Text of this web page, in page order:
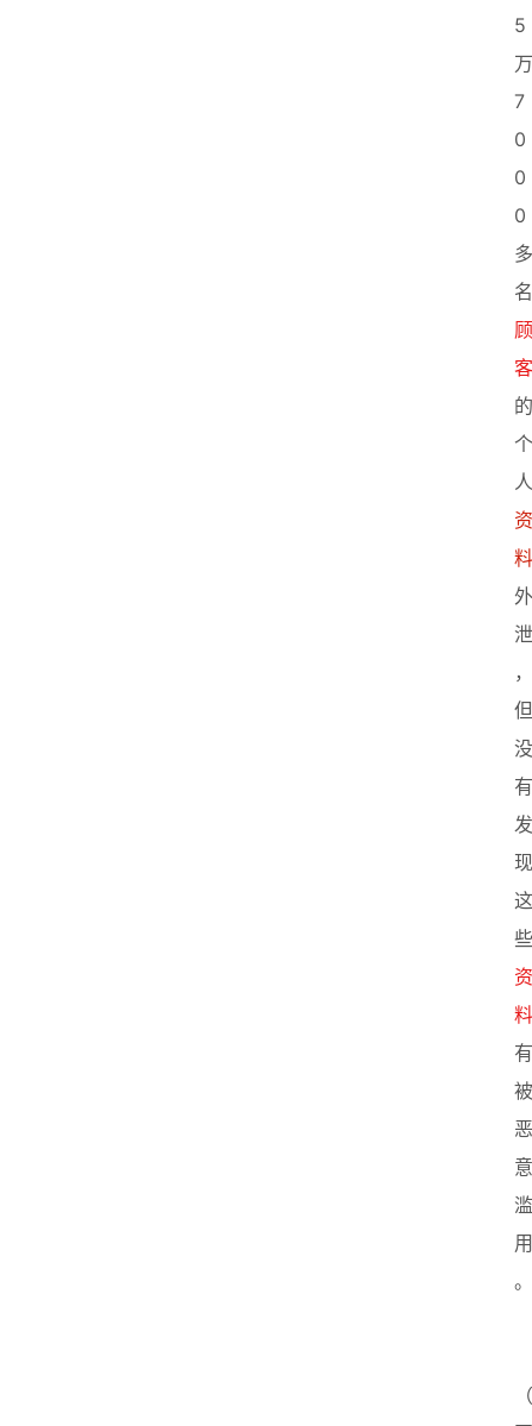
5
万
7
0
0
0
多
名
顾
客
的
个
人
资
料
外
泄
，
但
没
有
发
现
这
些
资
料
有
被
恶
意
滥
用
。
（